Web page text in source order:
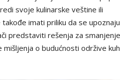
svoje kulinarske veštine ili
imati priliku da se
predstaviti rešenja za smanjenje
o budućnosti održive